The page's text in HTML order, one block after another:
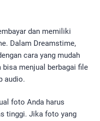
dan memiliki
Dalam Dreamstime,
cara yang mudah
menjual berbagai file
audio.
foto Anda harus
tinggi. Jika foto yang